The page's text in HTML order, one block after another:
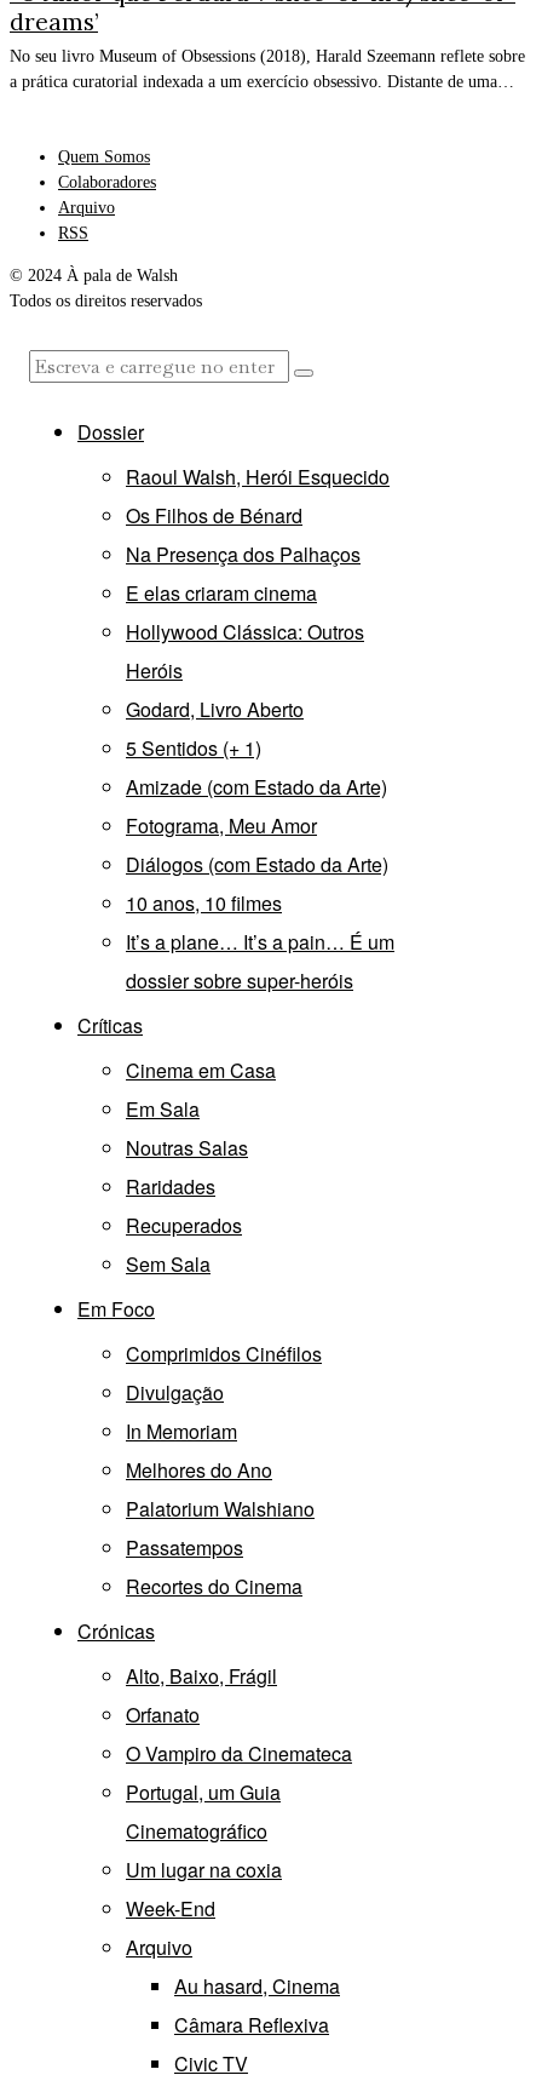
dreams’
No seu livro Museum of Obsessions (2018), Harald Szeemann reflete sobre
a prática curatorial indexada a um exercício obsessivo. Distante de uma…
Quem Somos
Colaboradores
Arquivo
RSS
© 2024 À pala de Walsh
Todos os direitos reservados
Dossier
Raoul Walsh, Herói Esquecido
Os Filhos de Bénard
Na Presença dos Palhaços
E elas criaram cinema
Hollywood Clássica: Outros
Heróis
Godard, Livro Aberto
5 Sentidos (+ 1)
Amizade (com Estado da Arte)
Fotograma, Meu Amor
Diálogos (com Estado da Arte)
10 anos, 10 filmes
It’s a plane… It’s a pain… É um
dossier sobre super-heróis
Críticas
Cinema em Casa
Em Sala
Noutras Salas
Raridades
Recuperados
Sem Sala
Em Foco
Comprimidos Cinéfilos
Divulgação
In Memoriam
Melhores do Ano
Palatorium Walshiano
Passatempos
Recortes do Cinema
Crónicas
Alto, Baixo, Frágil
Orfanato
O Vampiro da Cinemateca
Portugal, um Guia
Cinematográfico
Um lugar na coxia
Week-End
Arquivo
Au hasard, Cinema
Câmara Reflexiva
Civic TV